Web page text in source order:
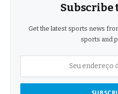
Subscribe
Get the latest sports news
sports and